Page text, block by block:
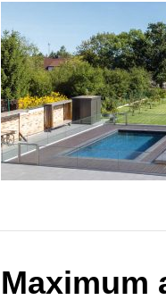
Maximum